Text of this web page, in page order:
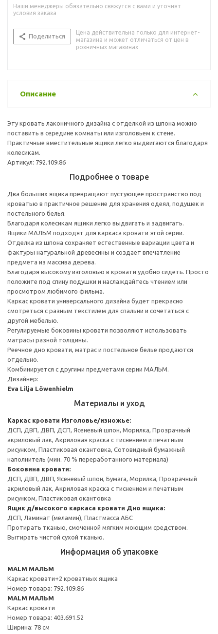
Наши менеджеры обязательно свяжутся с вами и уточнят
условия заказа
Поделиться
Цена действительна только для интернет-
магазина и может отличаться от цен в
розничных магазинах
Описание
Эту кровать лаконичного дизайна с отделкой из шпона можно
поставить в середине комнаты или изголовьем к стене.
Практичные вместительные ящики легко выдвигаются благодаря
колесикам.
Артикул: 792.109.86
Подробнее о товаре
Два больших ящика превращают пустующее пространство под
кроватью в практичное решение для хранения одеял, подушек и
постельного белья.
Благодаря колесикам ящики легко выдвигать и задвигать.
Ящики МАЛЬМ подходят для каркаса кровати этой серии.
Отделка из шпона сохраняет естественные вариации цвета и
фактуры натуральной древесины и создает впечатление
предмета из массива дерева.
Благодаря высокому изголовью в кровати удобно сидеть. Просто
положите под спину подушки и наслаждайтесь чтением или
просмотром любимого фильма.
Каркас кровати универсального дизайна будет прекрасно
смотреться с разным текстилем для спальни и сочетаться с
другой мебелью.
Регулируемые боковины кровати позволяют использовать
матрасы разной толщины.
Реечное дно кровати, матрас и постельное белье продаются
отдельно.
Комбинируется с другими предметами серии МАЛЬМ.
Дизайнер:
Eva Lilja Löwenhielm
Материалы и уход
Каркас кровати Изголовье/изножье:
ДСП, ДВП, ДВП, ДСП, Ясеневый шпон, Морилка, Прозрачный
акриловый лак, Акриловая краска с тиснением и печатным
рисунком, Пластиковая окантовка, Сотовидный бумажный
наполнитель (мин. 70 % переработанного материала)
Боковина кровати:
ДСП, ДВП, ДВП, Ясеневый шпон, Бумага, Морилка, Прозрачный
акриловый лак, Акриловая краска с тиснением и печатным
рисунком, Пластиковая окантовка
Ящик д/высокого каркаса кровати Дно ящика:
ДСП, Ламинат (меламин), Пластмасса АБС
Протирать тканью, смоченной мягким моющим средством.
Вытирать чистой сухой тканью.
Информация об упаковке
MALM МАЛЬМ
Каркас кровати+2 кроватных ящика
Номер товара: 792.109.86
MALM МАЛЬМ
Каркас кровати
Номер товара: 403.691.52
Ширина: 78 см